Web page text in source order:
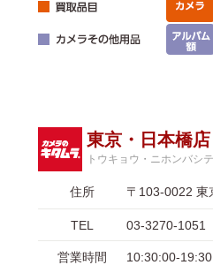
東京・日本橋店
トウキョウ・ニホンバシ
住所 〒103-0022 東
TEL 03-3270-1051
営業時間 10:30:00-